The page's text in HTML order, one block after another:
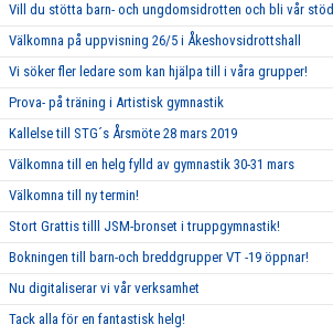
Vill du stötta barn- och ungdomsidrotten och bli vår
Välkomna på uppvisning 26/5 i Åkeshovsidrottshall
Vi söker fler ledare som kan hjälpa till i våra grupper!
Prova- på träning i Artistisk gymnastik
Kallelse till STG´s Årsmöte 28 mars 2019
Välkomna till en helg fylld av gymnastik 30-31 mars
Välkomna till ny termin!
Stort Grattis tilll JSM-bronset i truppgymnastik!
Bokningen till barn-och breddgrupper VT -19 öppnar!
Nu digitaliserar vi vår verksamhet
Tack alla för en fantastisk helg!